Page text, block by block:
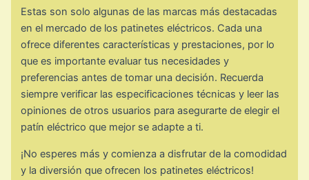
Estas son solo algunas de las marcas más destacadas
en el mercado de los patinetes eléctricos. Cada una
ofrece diferentes características y prestaciones, por lo
que es importante evaluar tus necesidades y
preferencias antes de tomar una decisión. Recuerda
siempre verificar las especificaciones técnicas y leer las
opiniones de otros usuarios para asegurarte de elegir el
patín eléctrico que mejor se adapte a ti.
¡No esperes más y comienza a disfrutar de la comodidad
y la diversión que ofrecen los patinetes eléctricos!